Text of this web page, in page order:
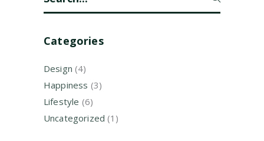
Categories
Design (4)
Happiness (3)
Lifestyle (6)
Uncategorized (1)